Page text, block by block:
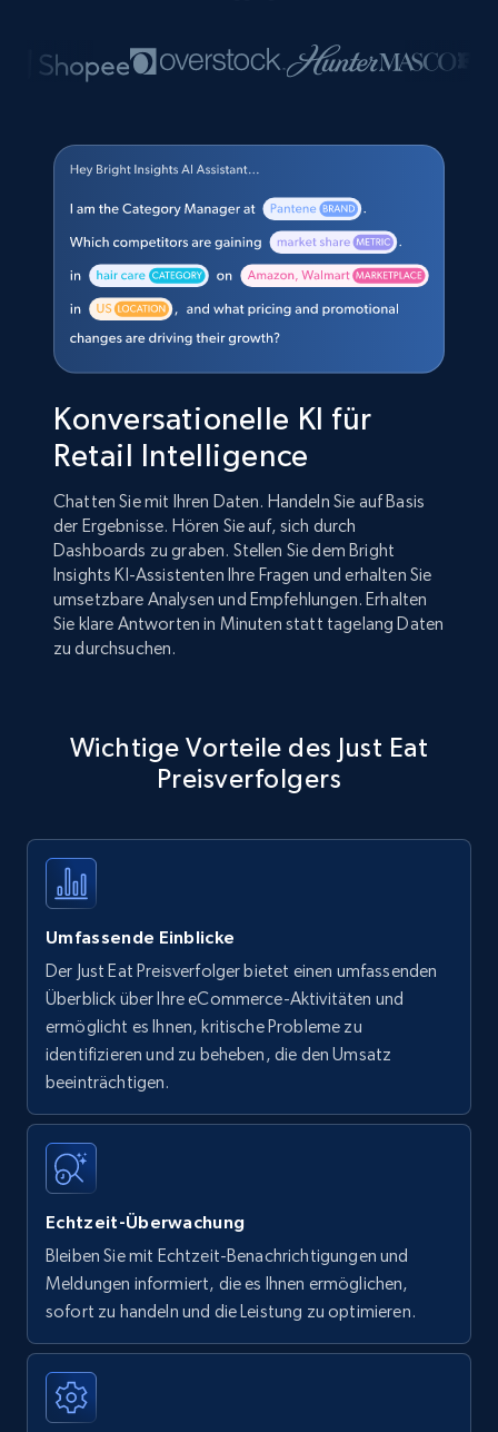
Konversationelle KI für
Retail Intelligence
Chatten Sie mit Ihren Daten. Handeln Sie auf Basis
der Ergebnisse. Hören Sie auf, sich durch
Dashboards zu graben. Stellen Sie dem Bright
Insights KI-Assistenten Ihre Fragen und erhalten Sie
umsetzbare Analysen und Empfehlungen. Erhalten
Sie klare Antworten in Minuten statt tagelang Daten
zu durchsuchen.
Wichtige Vorteile des Just Eat
Preisverfolgers
Umfassende Einblicke
Der Just Eat Preisverfolger bietet einen umfassenden
Überblick über Ihre eCommerce-Aktivitäten und
ermöglicht es Ihnen, kritische Probleme zu
identifizieren und zu beheben, die den Umsatz
beeinträchtigen.
Echtzeit-Überwachung
Bleiben Sie mit Echtzeit-Benachrichtigungen und
Meldungen informiert, die es Ihnen ermöglichen,
sofort zu handeln und die Leistung zu optimieren.